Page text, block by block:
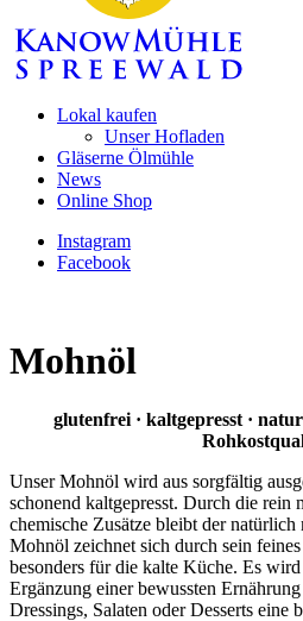
Lokal kaufen
Unser Hofladen
Gläserne Ölmühle
News
Online Shop
Instagram
Facebook
Mohnöl
glutenfrei · kaltgepresst ·
Unser Mohnöl wird aus sorgfältig
schonend kaltgepresst. Durch die rein
chemische Zusätze bleibt der
Mohnöl zeichnet sich durch sein
besonders für die kalte Küche. Es
Ergänzung einer bewussten
Dressings, Salaten oder Desserts eine